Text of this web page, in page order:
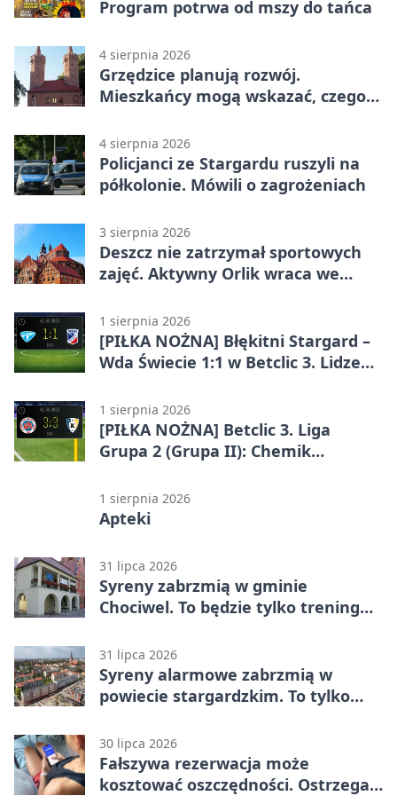
Program potrwa od mszy do tańca
4 sierpnia 2026
Grzędzice planują rozwój.
Mieszkańcy mogą wskazać, czego
4 sierpnia 2026
Policjanci ze Stargardu ruszyli na
półkolonie. Mówili o zagrożeniach
3 sierpnia 2026
Deszcz nie zatrzymał sportowych
zajęć. Aktywny Orlik wraca we
1 sierpnia 2026
[PIŁKA NOŻNA] Błękitni Stargard –
Wda Świecie 1:1 w Betclic 3. Lidze
1 sierpnia 2026
[PIŁKA NOŻNA] Betclic 3. Liga
Grupa 2 (Grupa II): Chemik
Stargard 3:3
1 sierpnia 2026
Apteki
31 lipca 2026
Syreny zabrzmią w gminie
Chociwel. To będzie tylko trening
31 lipca 2026
Syreny alarmowe zabrzmią w
powiecie stargardzkim. To tylko
30 lipca 2026
Fałszywa rezerwacja może
kosztować oszczędności. Ostrzega